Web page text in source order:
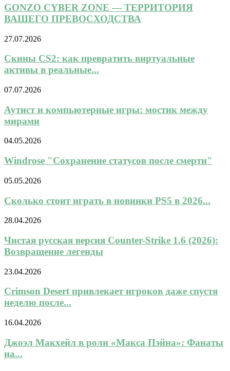
GONZO CYBER ZONE — ТЕРРИТОРИЯ
ВАШЕГО ПРЕВОСХОДСТВА
27.07.2026
Скины CS2: как превратить виртуальные
активы в реальные...
07.07.2026
Аутист и компьютерные игры: мостик между
мирами
04.05.2026
Windrose "Сохранение статусов после смерти"
05.05.2026
Сколько стоит играть в новинки PS5 в 2026...
28.04.2026
Чистая русская версия Counter-Strike 1.6 (2026):
Возвращение легенды
23.04.2026
Crimson Desert привлекает игроков даже спустя
неделю после...
16.04.2026
Джоэл Макхейл в роли «Макса Пэйна»: Фанаты
на...